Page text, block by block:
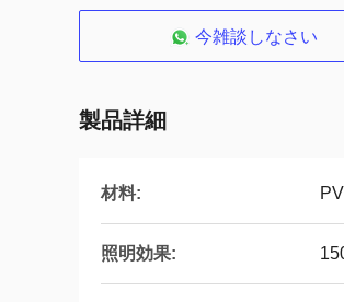
今雑談しなさい
製品詳細
材料:
照明効果: